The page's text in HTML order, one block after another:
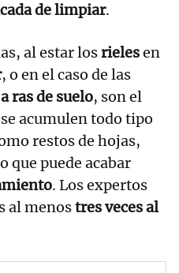
de limpiar.
al estar losrielesen
, o en el caso de las
a ras de suelo, son el
acumulen todo tipo
restos de hojas,
que puede acabar
. Los expertos
al menostres veces al